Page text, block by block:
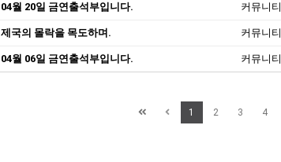
04월 20일 금연출석부입니다. 커뮤니티
제국의 몰락을 목도하며. 커뮤니티
04월 06일 금연출석부입니다. 커뮤니티
1 2 3 4